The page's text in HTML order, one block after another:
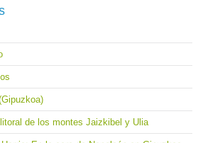
de los montes Jaizkibel y Ulia